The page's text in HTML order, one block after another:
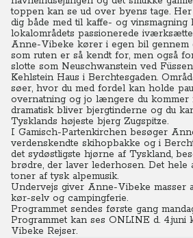
toppen kan se ud over byens tage.
dig både med til kaffe- og vinsmagning
lokalområdets passionerede
Anne-Vibeke kører i egen bil gennem
som ruten er så kendt for, men også
slotte som Neuschwanstein ved
Kehlstein Haus i Berchtesgaden.
søer, hvor du med fordel kan holde
overnatning og jo længere du kommer
dramatisk bliver bjergtinderne og du
Tysklands højeste bjerg Zugspitze.
I Gamisch-Partenkirchen besøger
verdenskendte skihopbakke og i
det sydøstligste hjørne af Tyskland,
brødre, der laver lederhosen. Det hele
toner af tysk alpemusik.
Undervejs giver Anne-Vibeke masser
kør-selv og campingferie.
Programmet sendes første gang
Programmet kan ses ONLINE d. 4.juni
Vibeke Rejser.